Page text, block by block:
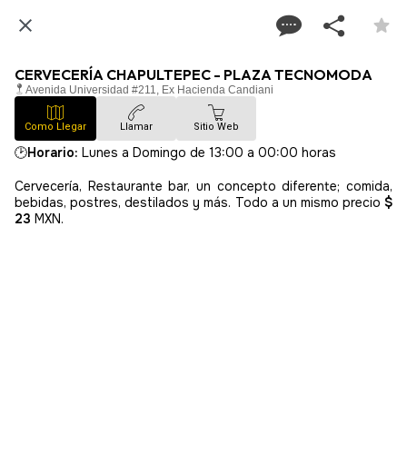
CERVECERÍA CHAPULTEPEC - PLAZA TECNOMODA
Avenida Universidad #211, Ex Hacienda Candiani
Como Llegar Llamar Sitio Web
🕑Horario: Lunes a Domingo de 13:00 a 00:00 horas
Cervecería, Restaurante bar, un concepto diferente; comida,
bebidas, postres, destilados y más. Todo a un mismo precio $
23 MXN.